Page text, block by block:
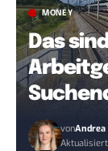
MONEY
Das
vonAndrea